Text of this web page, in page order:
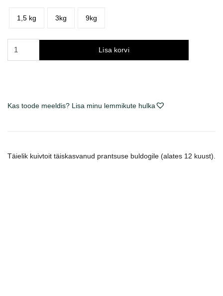
1,5 kg 3kg 9kg
sausas
Lisa korvi
Kas toode meeldis? Lisa minu lemmikute hulka
Täielik kuivtoit täiskasvanud prantsuse buldogile (alates 12 kuust).